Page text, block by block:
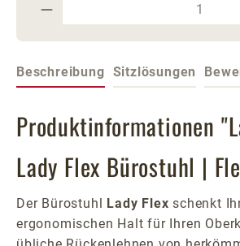
Beschreibung Sitzlösungen
Produktinformationen
Lady Flex Bürostuhl |
Der Bürostuhl Lady Flex schenkt
ergonomischen Halt für Ihren